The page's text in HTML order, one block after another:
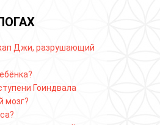
Джи, разрушающий
Гоиндвала
мозг?